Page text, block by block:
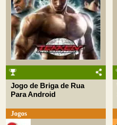
Jogo de Briga de Rua
Para Android
Jogos